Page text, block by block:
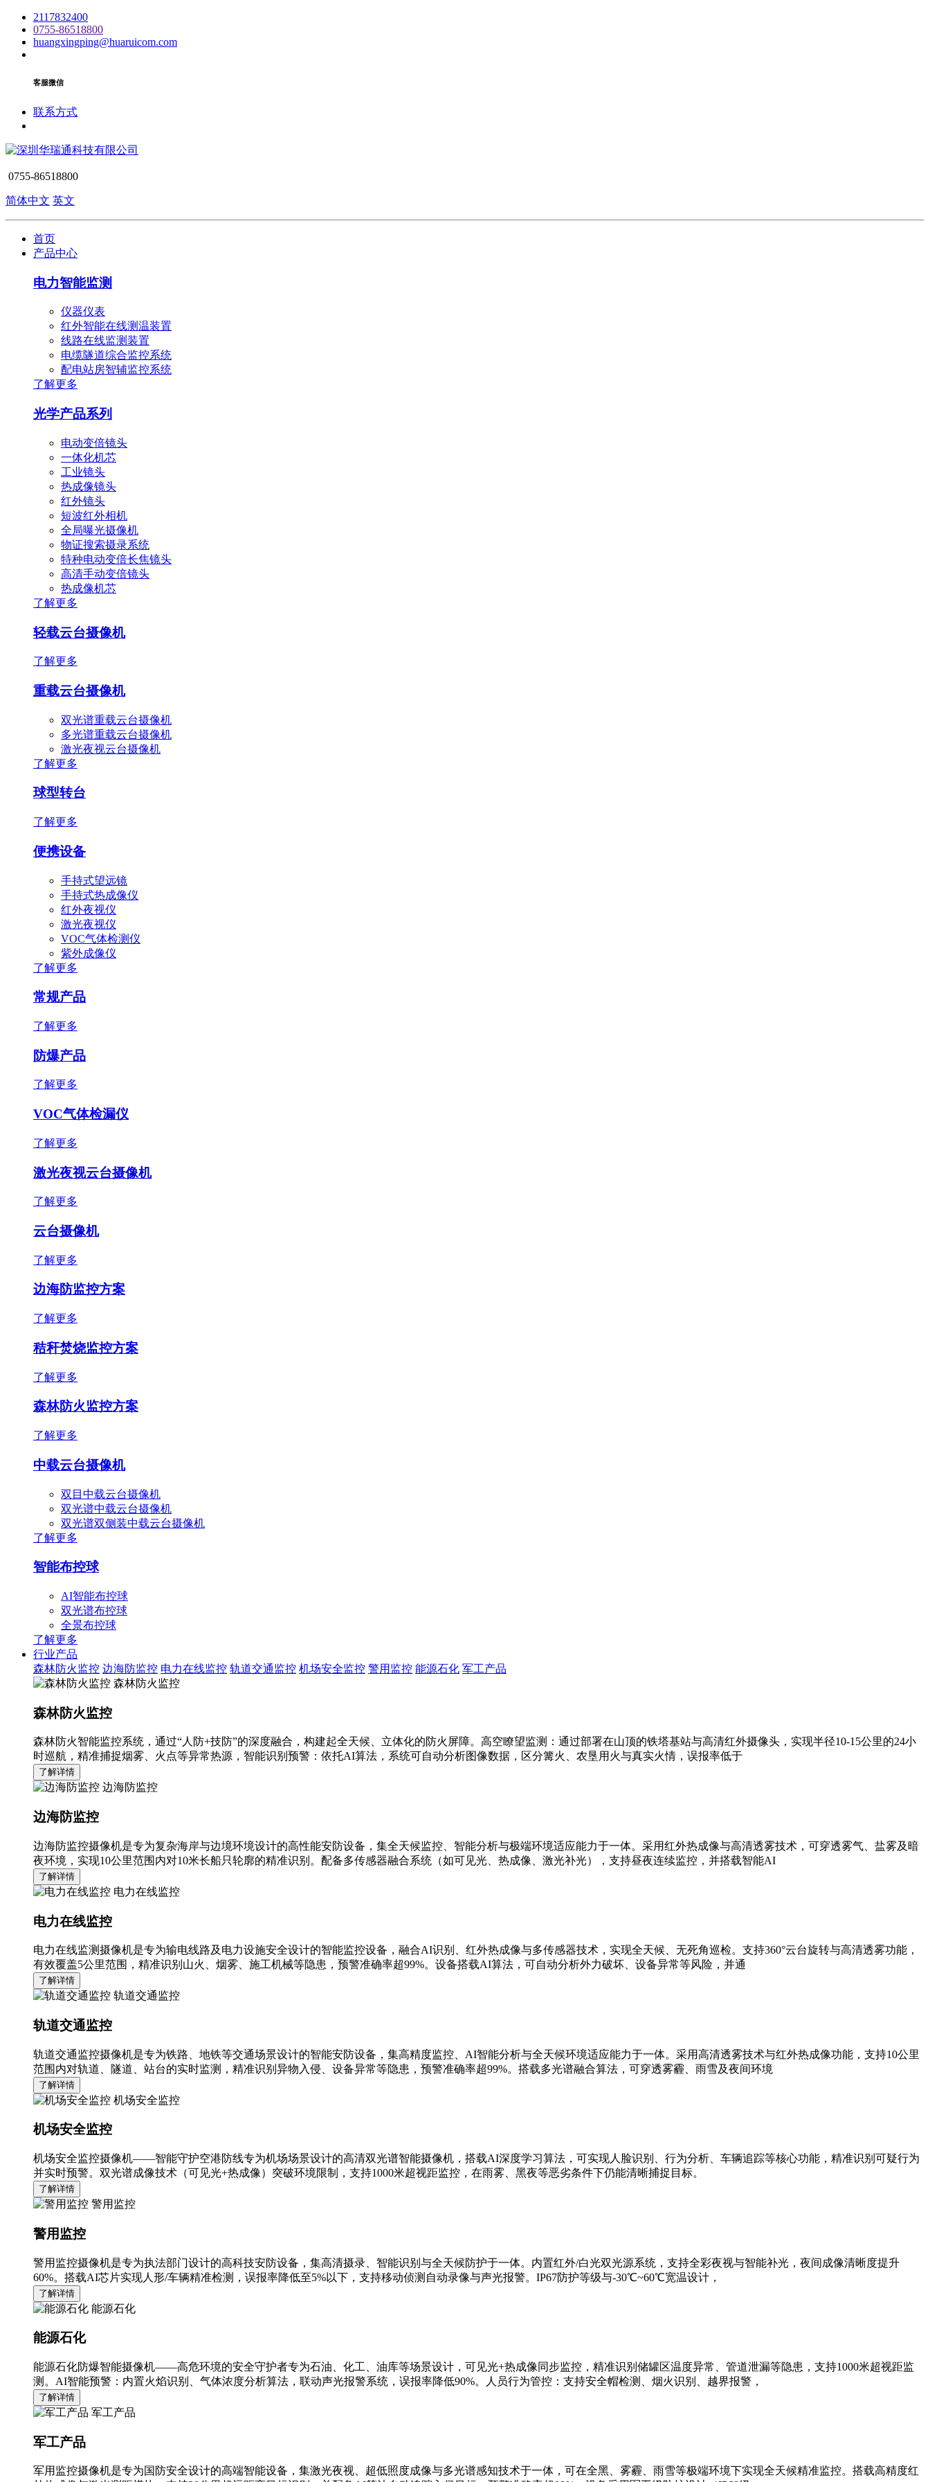
2117832400
0755-86518800
huangxingping@huaruicom.com
客服微信
联系方式
0755-86518800
简体中文 英文
首页
产品中心
电力智能监测
仪器仪表
红外智能在线测温装置
线路在线监测装置
电缆隧道综合监控系统
配电站房智辅监控系统
了解更多
光学产品系列
电动变倍镜头
一体化机芯
工业镜头
热成像镜头
红外镜头
短波红外相机
全局曝光摄像机
物证搜索摄录系统
特种电动变倍长焦镜头
高清手动变倍镜头
热成像机芯
了解更多
轻载云台摄像机
了解更多
重载云台摄像机
双光谱重载云台摄像机
多光谱重载云台摄像机
激光夜视云台摄像机
了解更多
球型转台
了解更多
便携设备
手持式望远镜
手持式热成像仪
红外夜视仪
激光夜视仪
VOC气体检测仪
紫外成像仪
了解更多
常规产品
了解更多
防爆产品
了解更多
VOC气体检漏仪
了解更多
激光夜视云台摄像机
了解更多
云台摄像机
了解更多
边海防监控方案
了解更多
秸秆焚烧监控方案
了解更多
森林防火监控方案
了解更多
中载云台摄像机
双目中载云台摄像机
双光谱中载云台摄像机
双光谱双侧装中载云台摄像机
了解更多
智能布控球
AI智能布控球
双光谱布控球
全景布控球
了解更多
行业产品
森林防火监控 边海防监控 电力在线监控 轨道交通监控 机场安全监控 警用监控 能源石化 军工产品
森林防火监控
森林防火监控
森林防火智能监控系统，通过“人防+技防”的深度融合，构建起全天候、立体化的防火屏障。高空瞭望监测：通过部署在山顶的铁塔基站与高清红外摄像头，实现半径10-15公里的24小
时巡航，精准捕捉烟雾、火点等异常热源，智能识别预警：依托AI算法，系统可自动分析图像数据，区分篝火、农垦用火与真实火情，误报率低于
了解详情
边海防监控
边海防监控
边海防监控摄像机是专为复杂海岸与边境环境设计的高性能安防设备，集全天候监控、智能分析与极端环境适应能力于一体。采用红外热成像与高清透雾技术，可穿透雾气、盐雾及暗
夜环境，实现10公里范围内对10米长船只轮廓的精准识别。配备多传感器融合系统（如可见光、热成像、激光补光），支持昼夜连续监控，并搭载智能AI
了解详情
电力在线监控
电力在线监控
电力在线监测摄像机是专为输电线路及电力设施安全设计的智能监控设备，融合AI识别、红外热成像与多传感器技术，实现全天候、无死角巡检。支持360°云台旋转与高清透雾功能，
有效覆盖5公里范围，精准识别山火、烟雾、施工机械等隐患，预警准确率超99%。设备搭载AI算法，可自动分析外力破坏、设备异常等风险，并通
了解详情
轨道交通监控
轨道交通监控
轨道交通监控摄像机是专为铁路、地铁等交通场景设计的智能安防设备，集高精度监控、AI智能分析与全天候环境适应能力于一体。采用高清透雾技术与红外热成像功能，支持10公里
范围内对轨道、隧道、站台的实时监测，精准识别异物入侵、设备异常等隐患，预警准确率超99%。搭载多光谱融合算法，可穿透雾霾、雨雪及夜间环境
了解详情
机场安全监控
机场安全监控
机场安全监控摄像机——智能守护空港防线专为机场场景设计的高清双光谱智能摄像机，搭载AI深度学习算法，可实现人脸识别、行为分析、车辆追踪等核心功能，精准识别可疑行为
并实时预警。双光谱成像技术（可见光+热成像）突破环境限制，支持1000米超视距监控，在雨雾、黑夜等恶劣条件下仍能清晰捕捉目标。
了解详情
警用监控
警用监控
警用监控摄像机是专为执法部门设计的高科技安防设备，集高清摄录、智能识别与全天候防护于一体。内置红外/白光双光源系统，支持全彩夜视与智能补光，夜间成像清晰度提升
60%。搭载AI芯片实现人形/车辆精准检测，误报率降低至5%以下，支持移动侦测自动录像与声光报警。IP67防护等级与-30℃~60℃宽温设计，
了解详情
能源石化
能源石化
能源石化防爆智能摄像机——高危环境的安全守护者专为石油、化工、油库等场景设计，可见光+热成像同步监控，精准识别储罐区温度异常、管道泄漏等隐患，支持1000米超视距监
测。AI智能预警：内置火焰识别、气体浓度分析算法，联动声光报警系统，误报率降低90%。人员行为管控：支持安全帽检测、烟火识别、越界报警，
了解详情
军工产品
军工产品
军用监控摄像机是专为国防安全设计的高端智能设备，集激光夜视、超低照度成像与多光谱感知技术于一体，可在全黑、雾霾、雨雪等极端环境下实现全天候精准监控。搭载高精度红